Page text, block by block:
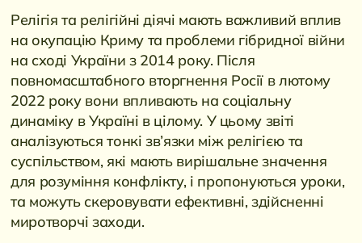
Релігія та релігійні діячі мають важливий вплив
на окупацію Криму та проблеми гібридної війни
на сході України з 2014 року. Після
повномасштабного вторгнення Росії в лютому
2022 року вони впливають на соціальну
динаміку в Україні в цілому. У цьому звіті
аналізуються тонкі зв’язки між релігією та
суспільством, які мають вирішальне значення
для розуміння конфлікту, і пропонуються уроки,
та можуть скеровувати ефективні, здійсненні
миротворчі заходи.